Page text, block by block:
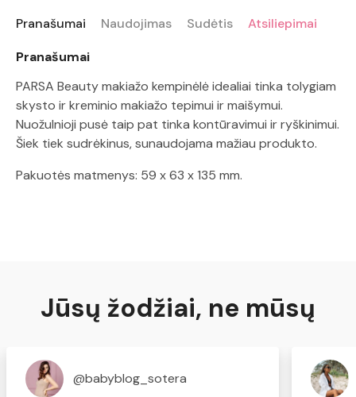
Pranašumai Naudojimas Sudėtis
Atsiliepimai
Pranašumai
PARSA Beauty makiažo kempinėlė idealiai tinka tolygiam
skysto ir kreminio makiažo tepimui ir maišymui.
Nuožulnioji pusė taip pat tinka kontūravimui ir ryškinimui.
Šiek tiek sudrėkinus, sunaudojama mažiau produkto.
Pakuotės matmenys: 59 x 63 x 135 mm.
Jūsų žodžiai, ne mūsų
@babyblog_sotera